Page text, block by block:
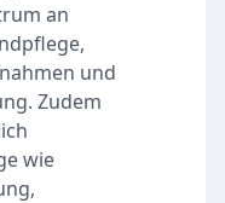
an
und
Zudem
wie